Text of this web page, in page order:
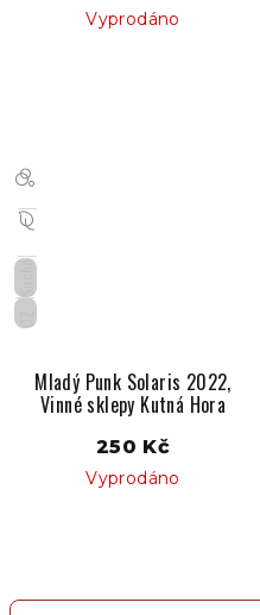
Vyprodáno
Suché
CZ
Mladý Punk Solaris 2022,
Vinné sklepy Kutná Hora
250 Kč
Vyprodáno